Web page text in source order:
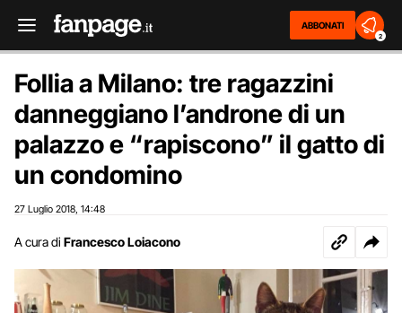
ABBONATI
2
Follia a Milano: tre ragazzini
danneggiano l’androne di un
palazzo e “rapiscono” il gatto di
un condomino
27 Luglio 2018 14:48
A cura di Francesco Loiacono